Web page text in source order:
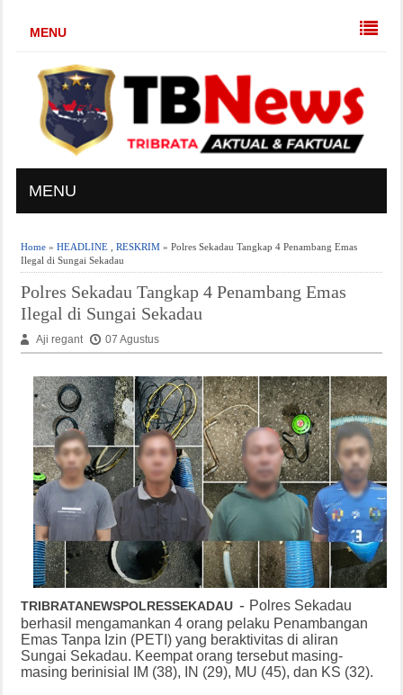
MENU
MENU
Home» HEADLINE, RESKRIM» Polres Sekadau Tangkap 4 Penambang Emas
Ilegal di Sungai Sekadau
Polres Sekadau Tangkap 4 Penambang Emas
Ilegal di Sungai Sekadau
Aji regant 07 Agustus
TRIBRATANEWSPOLRESSEKADAU - Polres Sekadau
berhasil mengamankan 4 orang pelaku Penambangan
Emas Tanpa Izin (PETI) yang beraktivitas di aliran
Sungai Sekadau. Keempat orang tersebut masing-
masing berinisial IM (38), IN (29), MU (45), dan KS (32).